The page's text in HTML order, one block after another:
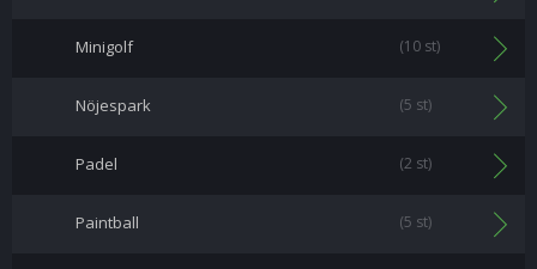
Minigolf (10 st)
Nöjespark (5 st)
Padel (2 st)
Paintball (5 st)